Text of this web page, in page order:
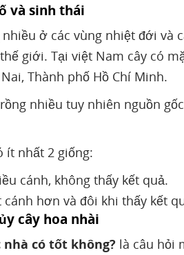
và sinh thái
ở các vùng nhiệt đới và
giới. Tại việt Nam cây có
Thành phố Hồ Chí Minh.
nhiều tuy nhiên nguồn
ít nhất 2 giống:
cánh, không thấy kết quả.
cánh hơn và đôi khi thấy kết
cây hoa nhài
có tốt không?là câu hỏi